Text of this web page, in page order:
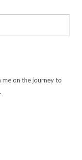
me on the journey to